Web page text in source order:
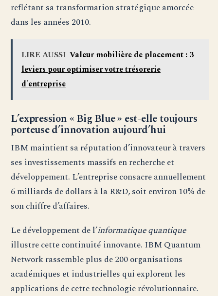
reflétant sa transformation stratégique amorcée
dans les années 2010.
LIRE AUSSI Valeur mobilière de placement : 3
leviers pour optimiser votre trésorerie
d'entreprise
L’expression « Big Blue » est-elle toujours
porteuse d’innovation aujourd’hui
IBM maintient sa réputation d’innovateur à travers
ses investissements massifs en recherche et
développement. L’entreprise consacre annuellement
6 milliards de dollars à la R&D, soit environ 10% de
son chiffre d’affaires.
Le développement de l’informatique quantique
illustre cette continuité innovante. IBM Quantum
Network rassemble plus de 200 organisations
académiques et industrielles qui explorent les
applications de cette technologie révolutionnaire.